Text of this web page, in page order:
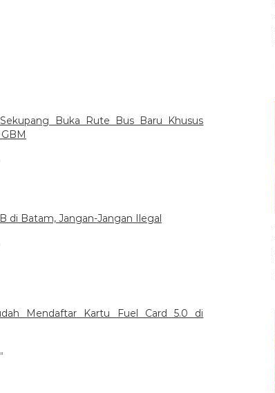
Buka Rute Bus Baru Khusus
di Batam, Jangan-Jangan Ilegal
Mendaftar Kartu Fuel Card 5.0 di